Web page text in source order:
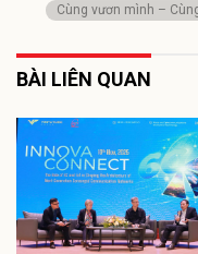
Cùng vươn mình –
BÀI LIÊN QUAN